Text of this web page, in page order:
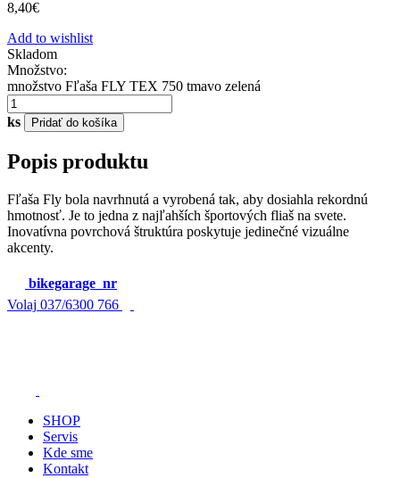
8,40€
Add to wishlist
Skladom
Množstvo:
množstvo Fľaša FLY TEX 750 tmavo zelená
ks Pridať do košíka
Popis produktu
Fľaša Fly bola navrhnutá a vyrobená tak, aby dosiahla rekordnú
hmotnosť. Je to jedna z najľahších športových fliaš na svete.
Inovatívna povrchová štruktúra poskytuje jedinečné vizuálne
akcenty.
bikegarage_nr
Volaj 037/6300 766
SHOP
Servis
Kde sme
Kontakt